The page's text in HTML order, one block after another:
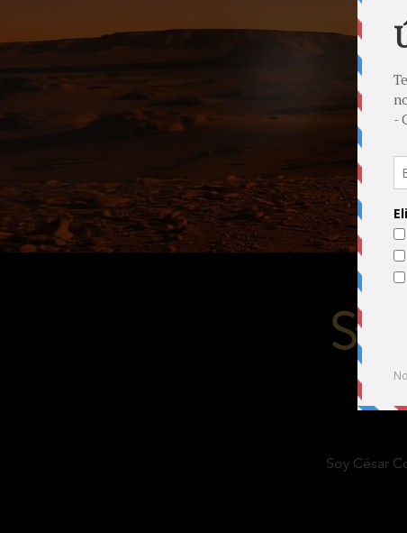
Soy César